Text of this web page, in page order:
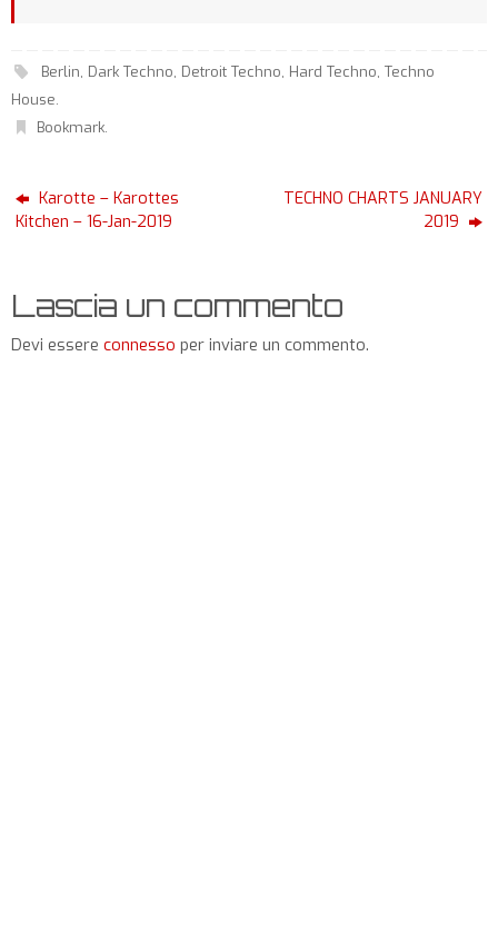
Berlin, Dark Techno, Detroit Techno, Hard Techno, Techno
House.
Bookmark.
Karotte – Karottes
Kitchen – 16-Jan-2019
TECHNO CHARTS JANUARY
2019
Lascia un commento
Devi essere connesso per inviare un commento.